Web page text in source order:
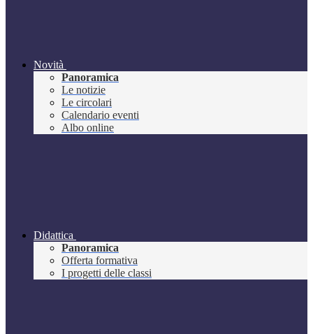
Novità
Panoramica
Le notizie
Le circolari
Calendario eventi
Albo online
Didattica
Panoramica
Offerta formativa
I progetti delle classi